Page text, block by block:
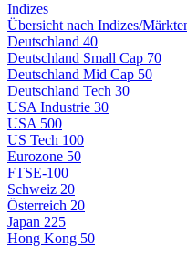
Indizes
Übersicht nach Indizes/
Deutschland 40
Deutschland Small Cap 70
Deutschland Mid Cap 50
Deutschland Tech 30
USA Industrie 30
USA 500
US Tech 100
Eurozone 50
FTSE-100
Schweiz 20
Österreich 20
Japan 225
Hong Kong 50